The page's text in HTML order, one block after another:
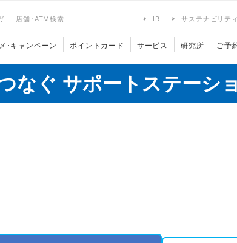
店舗･ATM検索 IR サステナビリティ
･キャンペーン ポイントカード サービス 研究所 ご予
なぐ サポートステーシ